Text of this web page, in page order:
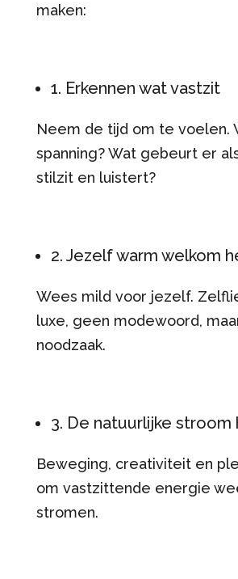
maken:
1. Erkennen wat vastzit
Neem de tijd om te voelen.
spanning? Wat gebeurt er
stilzit en luistert?
2. Jezelf warm welkom
Wees mild voor jezelf.
luxe, geen modewoord,
noodzaak.
3. De natuurlijke
Beweging, creativiteit en
om vastzittende energie
stromen.